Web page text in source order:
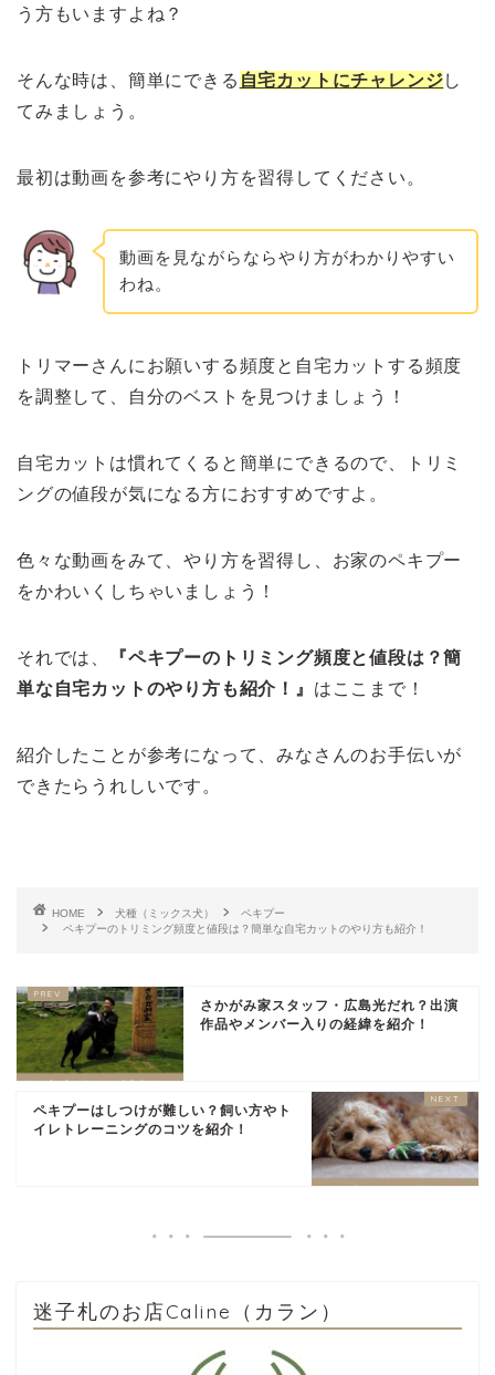
う方もいますよね？
そんな時は、簡単にできる 自宅カットにチャレンジし
てみましょう。
最初は動画を参考にやり方を習得してください。
動画を見ながらならやり方がわかりやすい
わね。
トリマーさんにお願いする頻度と自宅カットする頻度
を調整して、自分のベストを見つけましょう！
自宅カットは慣れてくると簡単にできるので、トリミ
ングの値段が気になる方におすすめですよ。
色々な動画をみて、やり方を習得し、お家のペキプー
をかわいくしちゃいましょう！
それでは、
『ペキプーのトリミング頻度と値段は？簡
単な自宅カットのやり方も紹介！』 はここまで！
紹介したことが参考になって、みなさんのお手伝いが
できたらうれしいです。
HOME 犬種（ミックス犬）
ペキプー
ペキプーのトリミング頻度と値段は？簡単な自宅カットのやり方も紹介！
さかがみ家スタッフ・広島光だれ？出演
作品やメンバー入りの経緯を紹介！
ペキプーはしつけが難しい？飼い方やト
イレトレーニングのコツを紹介！
迷子札のお店Caline（カラン）